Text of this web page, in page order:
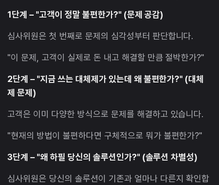
1단계 – "고객이 정말 불편한가?" (문제 공감)
심사위원은 첫 번째로 문제의 심각성부터 판단합니다.
"이 문제, 고객이 실제로 돈 내고 해결할 만큼 절박한가?"
2단계 – "지금 쓰는 대체제가 있는데 왜 불편한가?" (대체
제 문제)
고객은 이미 다양한 방식으로 문제를 해결하고 있습니다.
"현재의 방법이 불편하다면 구체적으로 뭐가 불편한가?"
3단계 – "왜 하필 당신의 솔루션인가?" (솔루션 차별성)
심사위원은 당신의 솔루션이 기존과 얼마나 다른지 확인합